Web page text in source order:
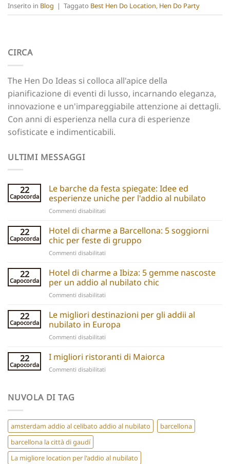
Inserito in Blog | Taggato Best Hen Do Location, Hen Do Party
CIRCA
The Hen Do Ideas si colloca all'apice della
pianificazione di eventi di lusso, incarnando eleganza,
innovazione e un'impareggiabile attenzione ai dettagli.
Con anni di esperienza nella cura di esperienze
sofisticate e indimenticabili.
ULTIMI MESSAGGI
22
Capocorda
Le barche da festa spiegate: Idee ed
esperienze uniche per l'addio al nubilato
Commenti disabilitati
boats
explained:
Unique
ideas
and
22
Capocorda
Hotel di charme a Barcellona: 5 soggiorni
chic per feste di gruppo
Commenti disabilitati
Boutique
Hotels:
5
for
Group
Parties
22
Capocorda
Hotel di charme a Ibiza: 5 gemme nascoste
per un addio al nubilato chic
Commenti disabilitati
Boutique
Hotels:
5
for
22
Capocorda
Le migliori destinazioni per gli addii al
nubilato in Europa
Commenti disabilitati
Hen
Do
22
Capocorda
I migliori ristoranti di Maiorca
Commenti disabilitati
NUVOLA DI TAG
amsterdam addio al celibato addio al nubilato
barcellona
barcellona la città di gaudí
La migliore location per l'addio al nubilato